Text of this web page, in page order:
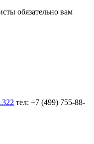
обязательно вам
тел: +7 (499) 755-88-